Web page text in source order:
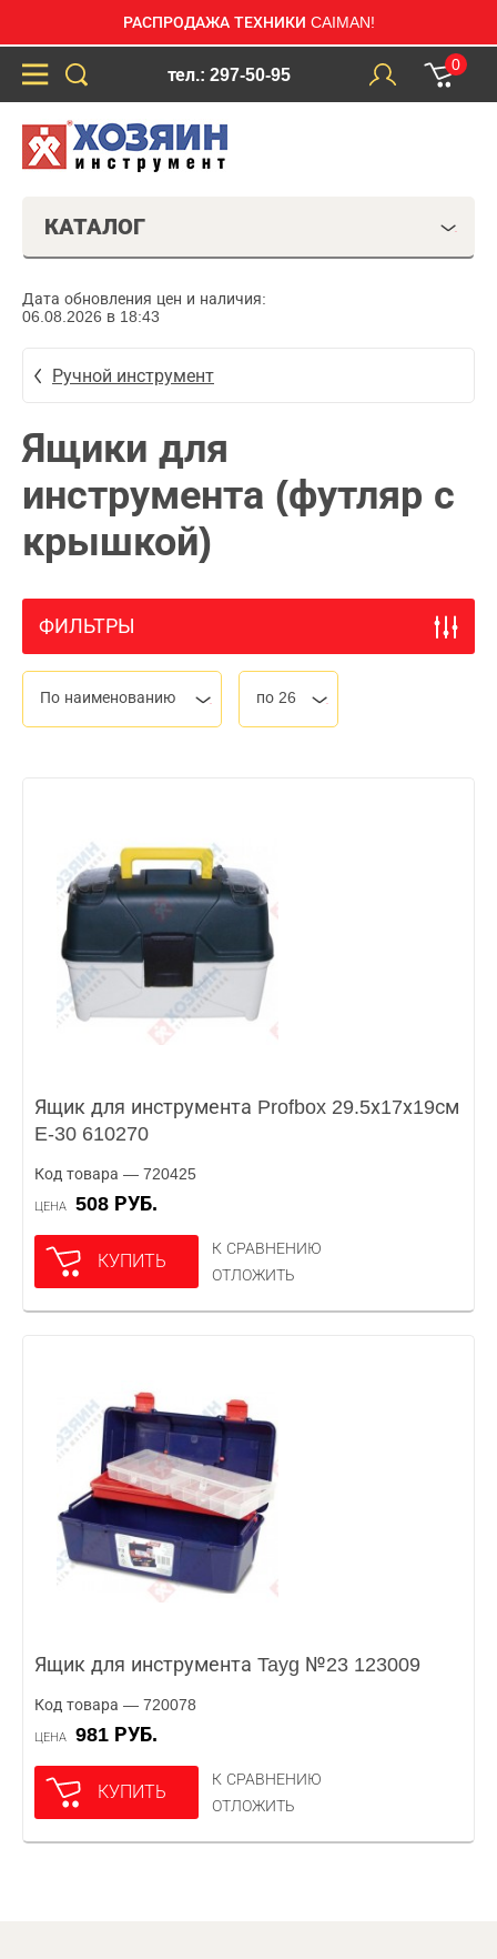
РАСПРОДАЖА ТЕХНИКИ CAIMAN!
тел.: 297-50-95
0
КАТАЛОГ
Дата обновления цен и наличия:
06.08.2026 в 18:43
Ручной инструмент
Ящики для
инструмента (футляр с
крышкой)
ФИЛЬТРЫ
По наименованию по 26
Ящик для инструмента Profbox 29.5х17х19см
E-30 610270
Код товара — 720425
ЦЕНА 508 РУБ.
КУПИТЬ
К СРАВНЕНИЮ
ОТЛОЖИТЬ
Ящик для инструмента Tayg №23 123009
Код товара — 720078
ЦЕНА 981 РУБ.
КУПИТЬ
К СРАВНЕНИЮ
ОТЛОЖИТЬ